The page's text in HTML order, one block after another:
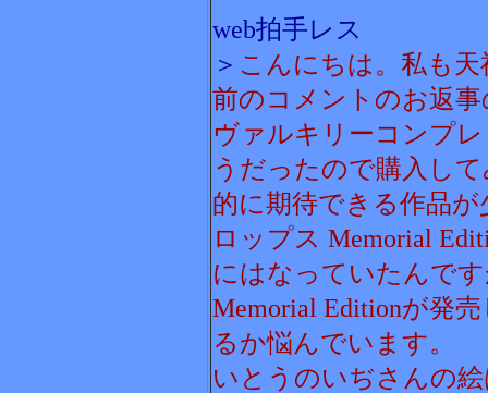
web拍手レス
＞ こんにちは。私も
前のコメントのお返
ヴァルキリーコンプ
うだったので購入し
的に期待できる作品
ロップス Memorial
にはなっていたんで
Memorial Editionが発
るか悩んでいます。
いとうのいぢさんの